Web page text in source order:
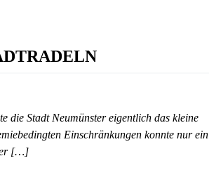
die Stadt Neumünster eigentlich das kleine
Einschränkungen konnte nur ein
[…]